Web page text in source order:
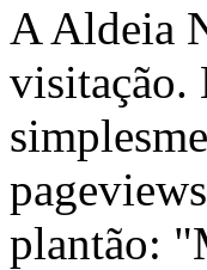
A Aldeia
visitação.
plantão: